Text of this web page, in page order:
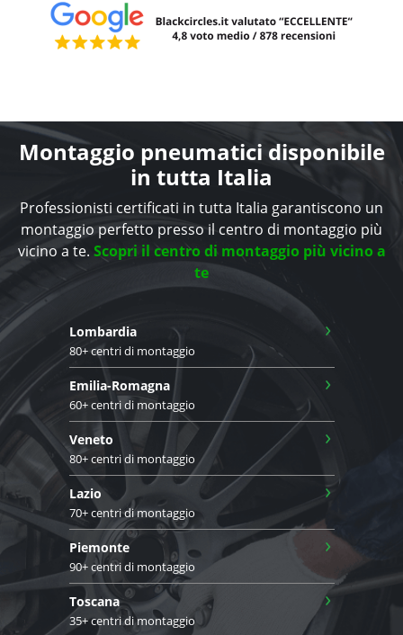
Montaggio pneumatici disponibile
in tutta Italia
Professionisti certificati in tutta Italia garantiscono un
montaggio perfetto presso il centro di montaggio più
vicino a te. Scopri il centro di montaggio più vicino a
te
Lombardia
80+ centri di montaggio
›
Emilia-Romagna
60+ centri di montaggio
›
Veneto
80+ centri di montaggio
›
Lazio
70+ centri di montaggio
›
Piemonte
90+ centri di montaggio
›
Toscana
35+ centri di montaggio
›